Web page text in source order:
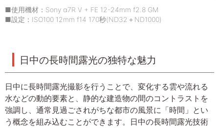
■使用機材：Sony α7R V + FE 12-24mm f2.8 GM
■設定：ISO100 12mm f14 170秒(ND32＋ND1000)
日中の長時間露光の独特な魅力
日中に長時間露光撮影を行うことで、変化する雲や流れる
水などの動的要素と、静的な建造物の間のコントラストを
強調し、通常見過ごされがちな都市の風景に「時間」とい
う概念を組み込むことができます。日中の長時間露光技術